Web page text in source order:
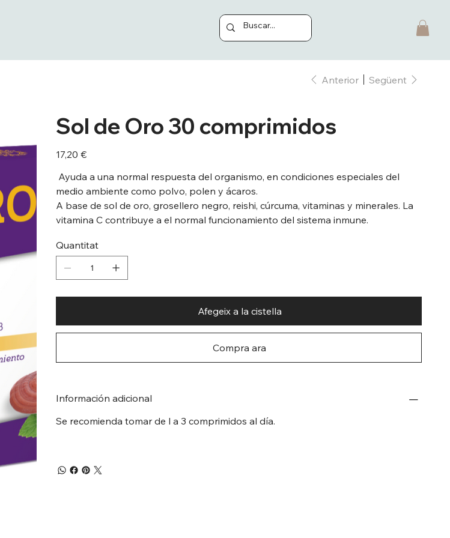
Anterior Següent
Sol de Oro 30 comprimidos
Preu
17,20 €
Ayuda a una normal respuesta del organismo, en condiciones especiales del
medio ambiente como polvo, polen y ácaros.
A base de sol de oro, grosellero negro, reishi, cúrcuma, vitaminas y minerales. La
vitamina C contribuye a el normal funcionamiento del sistema inmune.
Quantitat
Afegeix a la cistella
Compra ara
Información adicional
Se recomienda tomar de l a 3 comprimidos al día.